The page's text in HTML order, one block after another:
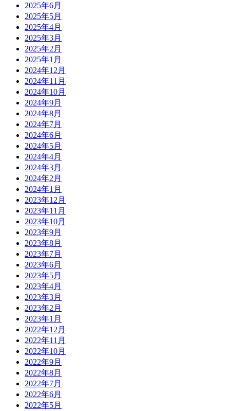
2025年6月
2025年5月
2025年4月
2025年3月
2025年2月
2025年1月
2024年12月
2024年11月
2024年10月
2024年9月
2024年8月
2024年7月
2024年6月
2024年5月
2024年4月
2024年3月
2024年2月
2024年1月
2023年12月
2023年11月
2023年10月
2023年9月
2023年8月
2023年7月
2023年6月
2023年5月
2023年4月
2023年3月
2023年2月
2023年1月
2022年12月
2022年11月
2022年10月
2022年9月
2022年8月
2022年7月
2022年6月
2022年5月